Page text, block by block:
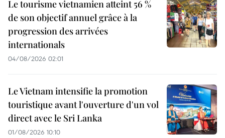
Le tourisme vietnamien atteint 56 %
de son objectif annuel grâce à la
progression des arrivées
internationals
04/08/2026 02:01
Le Vietnam intensifie la promotion
touristique avant l'ouverture d'un vol
direct avec le Sri Lanka
01/08/2026 10:10